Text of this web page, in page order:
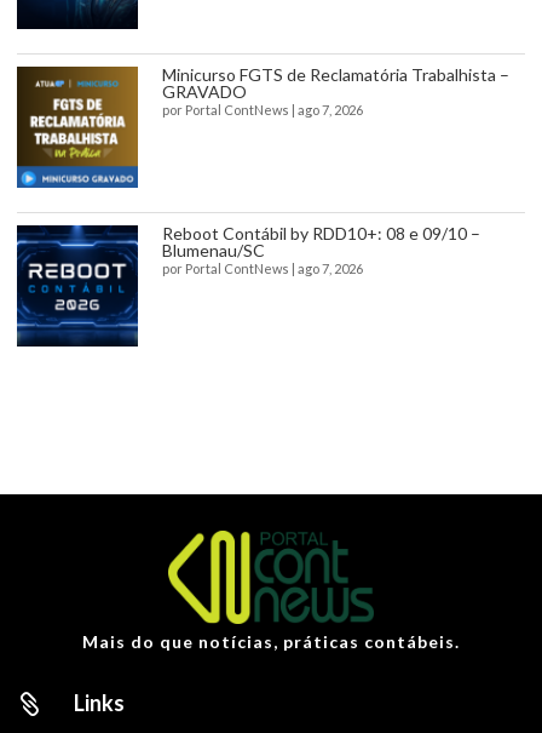
Minicurso FGTS de Reclamatória Trabalhista –
GRAVADO
por Portal ContNews ago 7, 2026
Reboot Contábil by RDD10+: 08 e 09/10 –
Blumenau/SC
por Portal ContNews ago 7, 2026
Mais do que notícias, práticas contábeis.
 Links